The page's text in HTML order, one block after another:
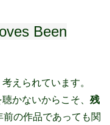
Been
えられています。
かないからこそ、 残
前の作品であっても関